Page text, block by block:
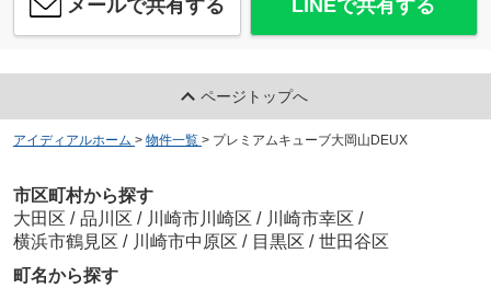
メールで共有する LINEで共有する
ページトップへ
アイディアルホーム > 物件一覧 > プレミアムキューブ大岡山DEUX
市区町村から探す
大田区 / 品川区 / 川崎市川崎区 / 川崎市幸区 /
横浜市鶴見区 / 川崎市中原区 / 目黒区 / 世田谷区
町名から探す